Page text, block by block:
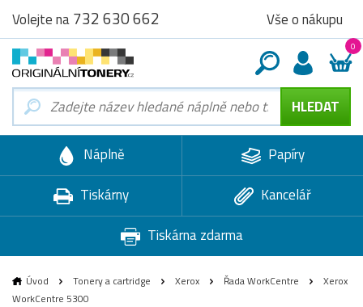
Volejte na732 630 662 Vše o nákupu
0
Náplně
Papíry
Tiskárny
Kancelář
Tiskárna zdarma
Úvod Tonery a cartridge Xerox Řada WorkCentre
Xerox
WorkCentre 5300